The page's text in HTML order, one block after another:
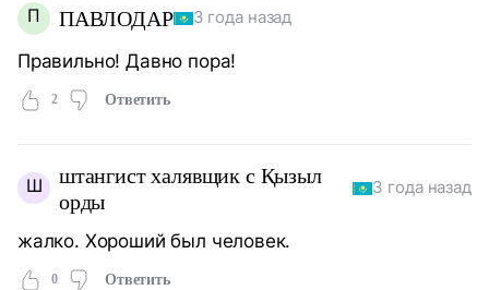
П ПАВЛОДАР 3 года назад
Правильно! Давно пора!
2 Ответить
Ш
штангист халявщик с Қызыл
орды
3 года назад
жалко. Хороший был человек.
0 Ответить